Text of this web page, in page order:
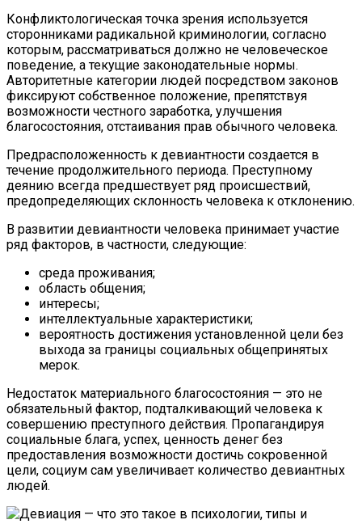
Конфликтологическая точка зрения используется
сторонниками радикальной криминологии, согласно
которым, рассматриваться должно не человеческое
поведение, а текущие законодательные нормы.
Авторитетные категории людей посредством законов
фиксируют собственное положение, препятствуя
возможности честного заработка, улучшения
благосостояния, отстаивания прав обычного человека.
Предрасположенность к девиантности создается в
течение продолжительного периода. Преступному
деянию всегда предшествует ряд происшествий,
предопределяющих склонность человека к отклонению.
В развитии девиантности человека принимает участие
ряд факторов, в частности, следующие:
среда проживания;
область общения;
интересы;
интеллектуальные характеристики;
вероятность достижения установленной цели без
выхода за границы социальных общепринятых
мерок.
Недостаток материального благосостояния — это не
обязательный фактор, подталкивающий человека к
совершению преступного действия. Пропагандируя
социальные блага, успех, ценность денег без
предоставления возможности достичь сокровенной
цели, социум сам увеличивает количество девиантных
людей.